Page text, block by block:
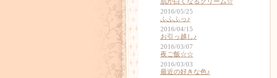
肌が白くなるクリーム☆
2016/05/25
ふふふっ♪
2016/04/15
お引っ越し♪
2016/03/07
夜ご飯☆☆
2016/03/03
最近の好きな色♪